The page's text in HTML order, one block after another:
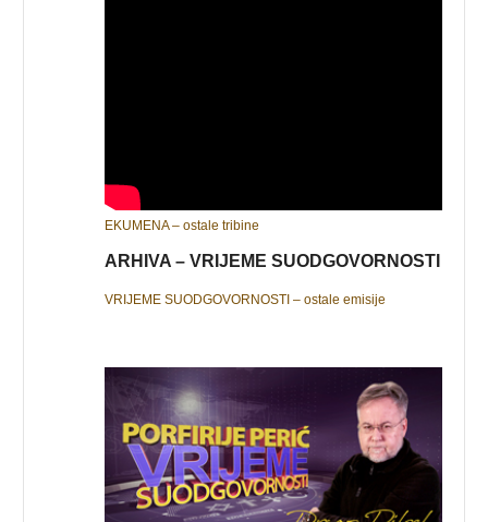
EKUMENA – ostale tribine
ARHIVA – VRIJEME SUODGOVORNOSTI
VRIJEME SUODGOVORNOSTI – ostale emisije